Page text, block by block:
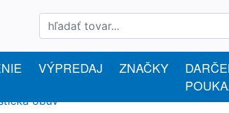
VÝPREDAJ ZNAČKY
obuv